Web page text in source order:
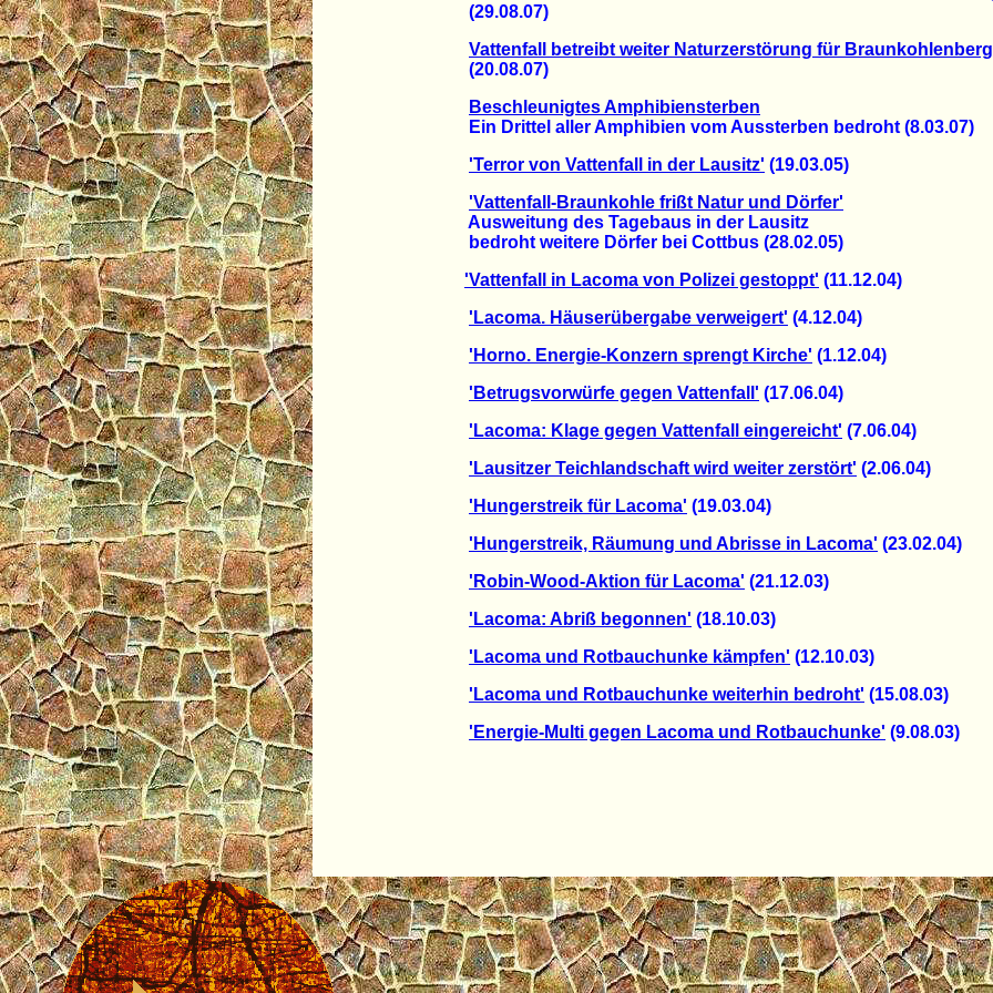
(29.08.07)
Vattenfall betreibt weiter Naturzerstörung für
(20.08.07)
Beschleunigtes Amphibiensterben
Ein Drittel aller Amphibien vom Aussterben bedroht (8.03.07)
'Terror von Vattenfall in der Lausitz' (19.03.05)
'Vattenfall-Braunkohle frißt Natur und Dörfer'
Ausweitung des Tagebaus in der Lausitz
bedroht weitere Dörfer bei Cottbus (28.02.05)
'Vattenfall in Lacoma von Polizei gestoppt' (11.12.04)
'Lacoma. Häuserübergabe verweigert' (4.12.04)
'Horno. Energie-Konzern sprengt Kirche' (1.12.04)
'Betrugsvorwürfe gegen Vattenfall' (17.06.04)
'Lacoma: Klage gegen Vattenfall eingereicht' (7.06.04)
'Lausitzer Teichlandschaft wird weiter zerstört' (2.06.04)
'Hungerstreik für Lacoma' (19.03.04)
'Hungerstreik, Räumung und Abrisse in Lacoma' (23.02.04)
'Robin-Wood-Aktion für Lacoma' (21.12.03)
'Lacoma: Abriß begonnen' (18.10.03)
'Lacoma und Rotbauchunke kämpfen' (12.10.03)
'Lacoma und Rotbauchunke weiterhin bedroht' (15.08.03)
'Energie-Multi gegen Lacoma und Rotbauchunke' (9.08.03)